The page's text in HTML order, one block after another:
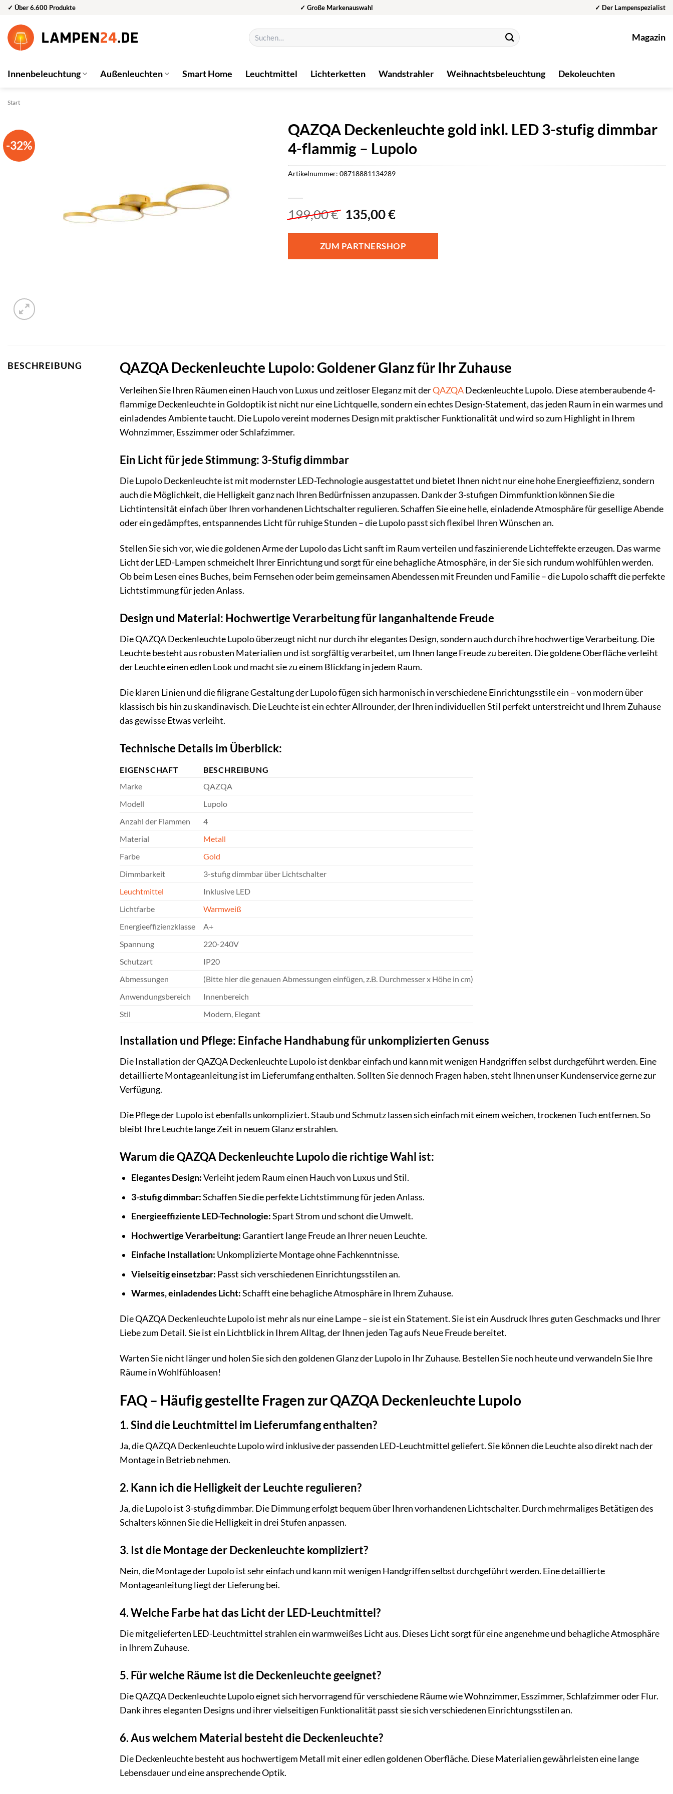
Zum
springen
✓ Über 6.600 Produkte ✓ Große Markenauswahl ✓ Der Lampenspezialist
Suchen
nach:
Magazin
Innenbeleuchtung Außenleuchten Smart Home Leuchtmittel Lichterketten Wandstrahler Weihnachtsbeleuchtung Dekoleuchten
Start
-32%
QAZQA Deckenleuchte gold inkl. LED 3-stufig dimmbar
4-flammig – Lupolo
199,00€ Ursprünglicher
war:
199,00 €
135,00€Aktueller
ist:
135,00 €.
ZUM PARTNERSHOP
Artikelnummer: 08718881134289
BESCHREIBUNG QAZQA Deckenleuchte Lupolo: Goldener Glanz für Ihr Zuhause
Verleihen Sie Ihren Räumen einen Hauch von Luxus und zeitloser Eleganz mit derQAZQADeckenleuchte Lupolo. Diese atemberaubende 4-
flammige Deckenleuchte in Goldoptik ist nicht nur eine Lichtquelle, sondern ein echtes Design-Statement, das jeden Raum in ein warmes und
einladendes Ambiente taucht. Die Lupolo vereint modernes Design mit praktischer Funktionalität und wird so zum Highlight in Ihrem
Wohnzimmer, Esszimmer oder Schlafzimmer.
Ein Licht für jede Stimmung: 3-Stufig dimmbar
Die Lupolo Deckenleuchte ist mit modernster LED-Technologie ausgestattet und bietet Ihnen nicht nur eine hohe Energieeffizienz, sondern
auch die Möglichkeit, die Helligkeit ganz nach Ihren Bedürfnissen anzupassen. Dank der 3-stufigen Dimmfunktion können Sie die
Lichtintensität einfach über Ihren vorhandenen Lichtschalter regulieren. Schaffen Sie eine helle, einladende Atmosphäre für gesellige Abende
oder ein gedämpftes, entspannendes Licht für ruhige Stunden – die Lupolo passt sich flexibel Ihren Wünschen an.
Stellen Sie sich vor, wie die goldenen Arme der Lupolo das Licht sanft im Raum verteilen und faszinierende Lichteffekte erzeugen. Das warme
Licht der LED-Lampen schmeichelt Ihrer Einrichtung und sorgt für eine behagliche Atmosphäre, in der Sie sich rundum wohlfühlen werden.
Ob beim Lesen eines Buches, beim Fernsehen oder beim gemeinsamen Abendessen mit Freunden und Familie – die Lupolo schafft die perfekte
Lichtstimmung für jeden Anlass.
Design und Material: Hochwertige Verarbeitung für langanhaltende Freude
Die QAZQA Deckenleuchte Lupolo überzeugt nicht nur durch ihr elegantes Design, sondern auch durch ihre hochwertige Verarbeitung. Die
Leuchte besteht aus robusten Materialien und ist sorgfältig verarbeitet, um Ihnen lange Freude zu bereiten. Die goldene Oberfläche verleiht
der Leuchte einen edlen Look und macht sie zu einem Blickfang in jedem Raum.
Die klaren Linien und die filigrane Gestaltung der Lupolo fügen sich harmonisch in verschiedene Einrichtungsstile ein – von modern über
klassisch bis hin zu skandinavisch. Die Leuchte ist ein echter Allrounder, der Ihren individuellen Stil perfekt unterstreicht und Ihrem Zuhause
das gewisse Etwas verleiht.
Technische Details im Überblick:
EIGENSCHAFT
BESCHREIBUNG
Marke
QAZQA
Modell
Lupolo
Anzahl der Flammen
4
Material
Metall
Farbe
Gold
Dimmbarkeit
3-stufig dimmbar über Lichtschalter
Leuchtmittel
Inklusive LED
Lichtfarbe
Warmweiß
Energieeffizienzklasse
A+
Spannung
220-240V
Schutzart
IP20
Abmessungen
(Bitte hier die genauen Abmessungen einfügen, z.B. Durchmesser x Höhe in cm)
Anwendungsbereich
Innenbereich
Stil
Modern, Elegant
Installation und Pflege: Einfache Handhabung für unkomplizierten Genuss
Die Installation der QAZQA Deckenleuchte Lupolo ist denkbar einfach und kann mit wenigen Handgriffen selbst durchgeführt werden. Eine
detaillierte Montageanleitung ist im Lieferumfang enthalten. Sollten Sie dennoch Fragen haben, steht Ihnen unser Kundenservice gerne zur
Verfügung.
Die Pflege der Lupolo ist ebenfalls unkompliziert. Staub und Schmutz lassen sich einfach mit einem weichen, trockenen Tuch entfernen. So
bleibt Ihre Leuchte lange Zeit in neuem Glanz erstrahlen.
Warum die QAZQA Deckenleuchte Lupolo die richtige Wahl ist:
Elegantes Design:Verleiht jedem Raum einen Hauch von Luxus und Stil.
3-stufig dimmbar:Schaffen Sie die perfekte Lichtstimmung für jeden Anlass.
Energieeffiziente LED-Technologie:Spart Strom und schont die Umwelt.
Hochwertige Verarbeitung:Garantiert lange Freude an Ihrer neuen Leuchte.
Einfache Installation: Unkomplizierte Montage ohne Fachkenntnisse.
Vielseitig einsetzbar: Passt sich verschiedenen Einrichtungsstilen an.
Warmes, einladendes Licht:Schafft eine behagliche Atmosphäre in Ihrem Zuhause.
Die QAZQA Deckenleuchte Lupolo ist mehr als nur eine Lampe – sie ist ein Statement. Sie ist ein Ausdruck Ihres guten Geschmacks und Ihrer
Liebe zum Detail. Sie ist ein Lichtblick in Ihrem Alltag, der Ihnen jeden Tag aufs Neue Freude bereitet.
Warten Sie nicht länger und holen Sie sich den goldenen Glanz der Lupolo in Ihr Zuhause. Bestellen Sie noch heute und verwandeln Sie Ihre
Räume in Wohlfühloasen!
FAQ – Häufig gestellte Fragen zur QAZQA Deckenleuchte Lupolo
1. Sind die Leuchtmittel im Lieferumfang enthalten?
Ja, die QAZQA Deckenleuchte Lupolo wird inklusive der passenden LED-Leuchtmittel geliefert. Sie können die Leuchte also direkt nach der
Montage in Betrieb nehmen.
2. Kann ich die Helligkeit der Leuchte regulieren?
Ja, die Lupolo ist 3-stufig dimmbar. Die Dimmung erfolgt bequem über Ihren vorhandenen Lichtschalter. Durch mehrmaliges Betätigen des
Schalters können Sie die Helligkeit in drei Stufen anpassen.
3. Ist die Montage der Deckenleuchte kompliziert?
Nein, die Montage der Lupolo ist sehr einfach und kann mit wenigen Handgriffen selbst durchgeführt werden. Eine detaillierte
Montageanleitung liegt der Lieferung bei.
4. Welche Farbe hat das Licht der LED-Leuchtmittel?
Die mitgelieferten LED-Leuchtmittel strahlen ein warmweißes Licht aus. Dieses Licht sorgt für eine angenehme und behagliche Atmosphäre
in Ihrem Zuhause.
5. Für welche Räume ist die Deckenleuchte geeignet?
Die QAZQA Deckenleuchte Lupolo eignet sich hervorragend für verschiedene Räume wie Wohnzimmer, Esszimmer, Schlafzimmer oder Flur.
Dank ihres eleganten Designs und ihrer vielseitigen Funktionalität passt sie sich verschiedenen Einrichtungsstilen an.
6. Aus welchem Material besteht die Deckenleuchte?
Die Deckenleuchte besteht aus hochwertigem Metall mit einer edlen goldenen Oberfläche. Diese Materialien gewährleisten eine lange
Lebensdauer und eine ansprechende Optik.